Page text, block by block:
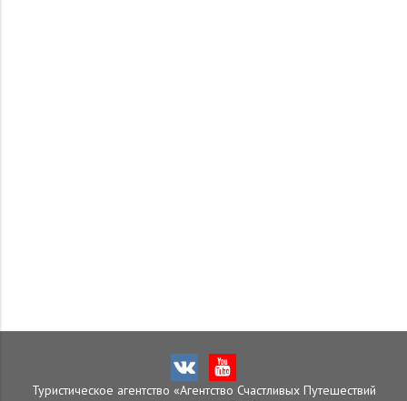
Туристическое агентство «Агентство Счастливых Путешествий